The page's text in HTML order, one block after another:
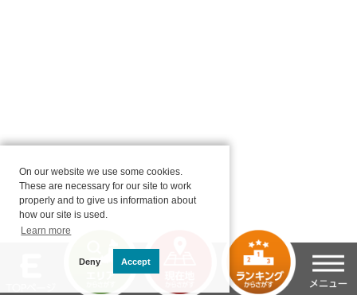
On our website we use some cookies.
These are necessary for our site to work
properly and to give us information about
how our site is used.
Learn more
Deny Accept